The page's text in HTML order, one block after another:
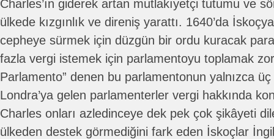
Charles’ın giderek artan mutlakıyetçi tutumu ve
ülkede kızgınlık ve direniş yarattı. 1640’da
cepheye sürmek için düzgün bir ordu kuracak
fazla vergi istemek için parlamentoyu toplamak
Parlamento” denen bu parlamentonun yalnızca
Londra’ya gelen parlamenterler vergi hakkında
Charles onları azledinceye dek pek çok şikâyeti
ülkeden destek görmediğini fark eden İskoçlar